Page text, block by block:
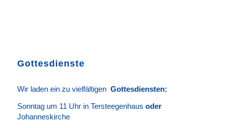
Gottesdienste
Wir laden ein zu vielfältigen Gottesdiensten:
Sonntag um 11 Uhr in Tersteegenhaus oder
Johanneskirche